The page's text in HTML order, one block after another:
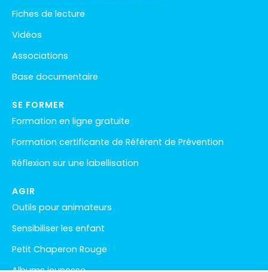
Fiches de lecture
Vidéos
Associations
Base documentaire
SE FORMER
Formation en ligne gratuite
Formation certificante de Référent de Prévention
Réflexion sur une labellisation
AGIR
Outils pour animateurs
Sensibiliser les enfant
Petit Chaperon Rouge